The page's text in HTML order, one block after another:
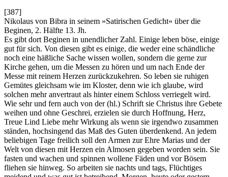
[387]
Nikolaus von Bibra in seinem »Satirischen Gedicht« über die
Beginen, 2. Hälfte 13. Jh.
Es gibt dort Beginen in unendlicher Zahl. Einige leben böse, einige
gut für sich. Von diesen gibt es einige, die weder eine schändliche
noch eine häßliche Sache wissen wollen, sondern die gerne zur
Kirche gehen, um die Messen zu hören und um nach Ende der
Messe mit reinem Herzen zurückzukehren. So leben sie ruhigen
Gemütes gleichsam wie im Kloster, denn wie ich glaube, wird
solchen mehr anvertraut als hinter einem Schloss verriegelt wird.
Wie sehr und fern auch von der (hl.) Schrift sie Christus ihre Gebete
weihen und ohne Geschrei, erzielen sie durch Hoffnung, Herz,
Treue Lind Liebe mehr Wirkung als wenn sie irgendwo zusammen
ständen, hochsingend das Maß des Guten überdenkend. An jedem
beliebigen Tage freilich soll den Armen zur Ehre Marias und der
Welt von diesen mit Herzen ein Almosen gegeben worden sein. Sie
fasten und wachen und spinnen wollene Fäden und vor Bösem
fliehen sie hinweg. So arbeiten sie nachts und tags, Flüchtiges